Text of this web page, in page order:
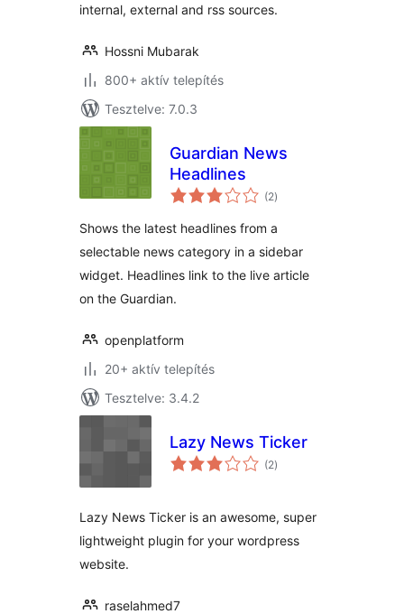
internal, external and rss sources.
Hossni Mubarak
800+ aktív telepítés
Tesztelve: 7.0.3
Guardian News
Headlines
(2értékelés
összesen
)
Shows the latest headlines from a
selectable news category in a sidebar
widget. Headlines link to the live article
on the Guardian.
openplatform
20+ aktív telepítés
Tesztelve: 3.4.2
Lazy News Ticker
(2értékelés
összesen
)
Lazy News Ticker is an awesome, super
lightweight plugin for your wordpress
website.
raselahmed7